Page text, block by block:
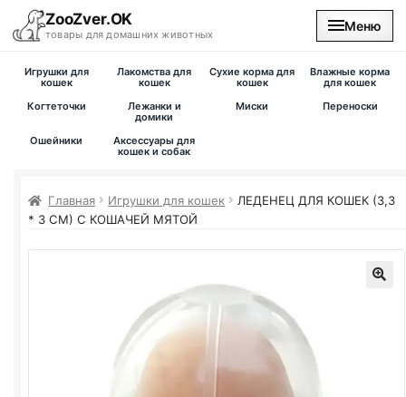
ZooZver.OK
товары для домашних животных
Меню
На главную
Вакансии
Игрушки для
кошек
Лакомства для
кошек
Сухие корма для
кошек
Влажные корма
для кошек
Когтеточки
Лежанки и
домики
Миски Переноски
Ошейники
Аксессуары для
кошек и собак
Главная Игрушки для кошек
ЛЕДЕНЕЦ ДЛЯ КОШЕК (3,3
* 3 СМ) С КОШАЧЕЙ МЯТОЙ